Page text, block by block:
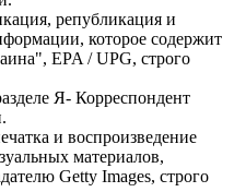
републикация и
которое содержит
EPA / UPG, строго
Я- Корреспондент
и воспроизведение
материалов,
Getty Images, строго